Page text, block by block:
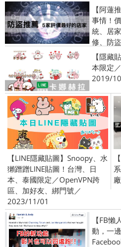
【阿蓮
事情！
統、居
修、防
【隱藏
本限定
2019/
【LINE隱藏貼圖】Snoopy、水
獺蹭蹭LINE貼圖！台灣、日
本、泰國限定／OpenVPN跨
區、加好友、綁門號／
2023/11/01
【FB
動，一